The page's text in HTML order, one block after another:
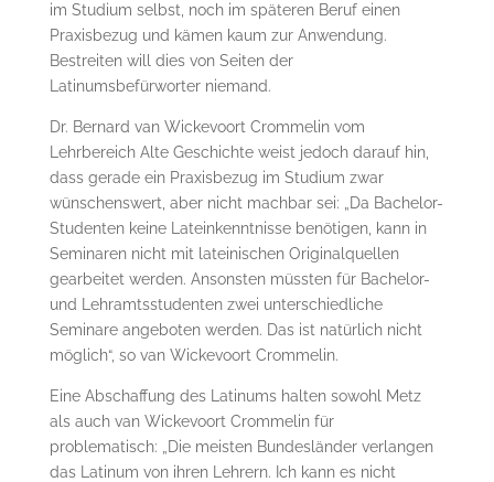
im Studium selbst, noch im späteren Beruf einen
Praxisbezug und kämen kaum zur Anwendung.
Bestreiten will dies von Seiten der
Latinumsbefürworter niemand.
Dr. Ber­nard van Wickevoort Crommelin vom
Lehrbereich Alte Geschichte weist jedoch darauf hin,
dass gerade ein Praxisbezug im Studium zwar
wünschenswert, aber nicht machbar sei: „Da Bachelor-
Studenten keine Lateinkenntnisse benötigen, kann in
Seminaren nicht mit la­tei­ni­schen Originalquellen
gearbeitet werden. Ansonsten müssten für Bachelor-
und Lehr­amts­stu­denten zwei unterschiedliche
Seminare angeboten werden. Das ist natürlich nicht
möglich“, so van Wickevoort Crommelin.
Eine Abschaffung des Latinums halten sowohl Metz
als auch van Wickevoort Crommelin für
problematisch: „Die meisten Bundesländer verlangen
das Latinum von ihren Lehrern. Ich kann es nicht